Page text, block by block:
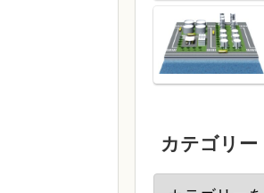
カテゴリー